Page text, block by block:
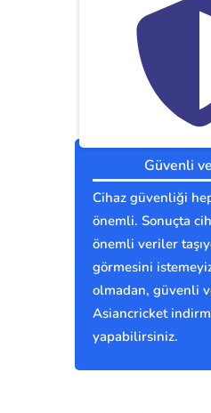
Güvenli
Cihaz güvenliği
önemli. Sonuçta
önemli veriler
görmesini
olmadan, güvenli
Asiancricket
yapabilirsiniz.